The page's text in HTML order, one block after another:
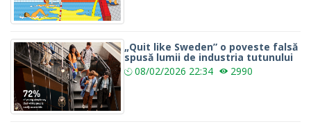
„Quit like Sweden” o poveste falsă
spusă lumii de industria tutunului
08/02/2026 22:34 2990